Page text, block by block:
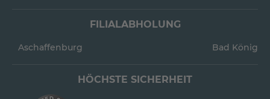
FILIALABHOLUNG
Aschaffenburg Bad König
HÖCHSTE SICHERHEIT